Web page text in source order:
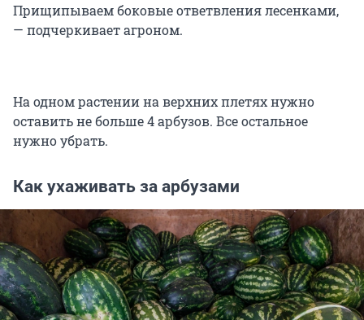
Прищипываем боковые ответвления лесенками,
— подчеркивает агроном.
На одном растении на верхних плетях нужно
оставить не больше 4 арбузов. Все остальное
нужно убрать.
Как ухаживать за арбузами